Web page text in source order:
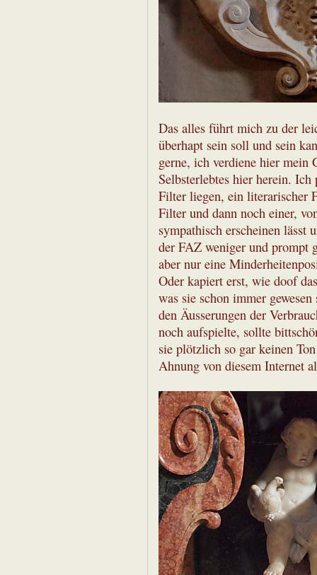
Das alles führt mich zu der
überhapt sein soll und sein
gerne, ich verdiene hier
Selbsterlebtes hier herein. Ich
Filter liegen, ein literarischer
Filter und dann noch einer,
sympathisch erscheinen lässt
der FAZ weniger und prompt
aber nur eine
Oder kapiert erst, wie doof
was sie schon immer
den Äusserungen der
noch aufspielte, sollte
sie plötzlich so gar keinen
Ahnung von diesem Internet